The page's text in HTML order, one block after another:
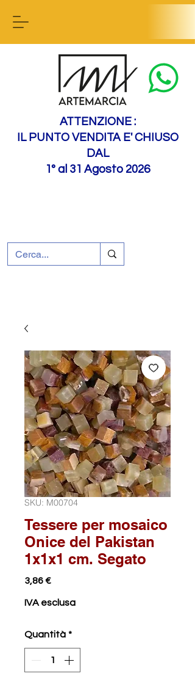
ATTENZIONE :
IL PUNTO VENDITA E' CHIUSO
DAL
1° al 31 Agosto 2026
SKU: M00704
Tessere per mosaico
Onice del Pakistan
1x1x1 cm. Segato
3,86 €Prezzo
IVA esclusa
Quantità *